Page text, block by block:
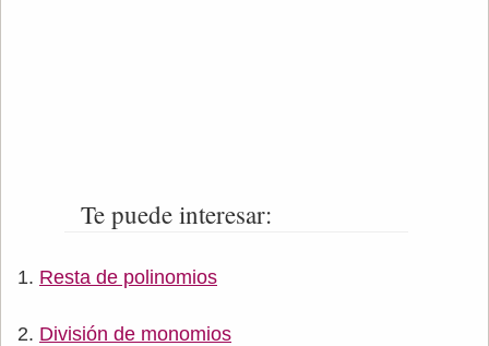
Te puede interesar:
Resta de polinomios
División de monomios